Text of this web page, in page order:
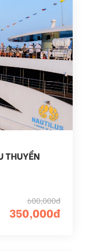
THUYỀN
600,000đ
350,000đ